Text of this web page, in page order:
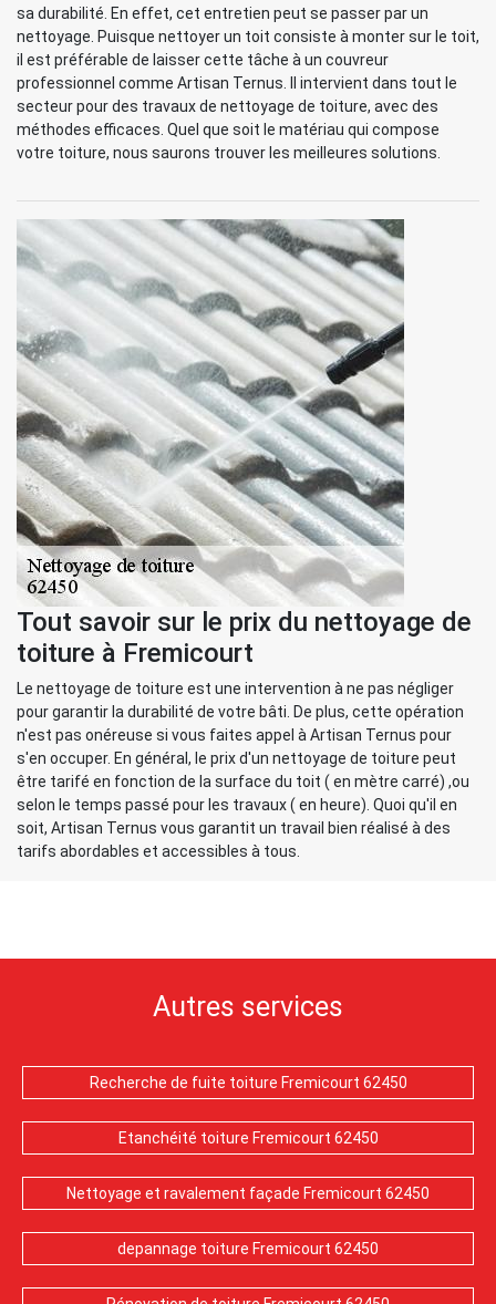
sa durabilité. En effet, cet entretien peut se passer par un
nettoyage. Puisque nettoyer un toit consiste à monter sur le toit,
il est préférable de laisser cette tâche à un couvreur
professionnel comme Artisan Ternus. Il intervient dans tout le
secteur pour des travaux de nettoyage de toiture, avec des
méthodes efficaces. Quel que soit le matériau qui compose
votre toiture, nous saurons trouver les meilleures solutions.
Tout savoir sur le prix du nettoyage de
toiture à Fremicourt
Le nettoyage de toiture est une intervention à ne pas négliger
pour garantir la durabilité de votre bâti. De plus, cette opération
n'est pas onéreuse si vous faites appel à Artisan Ternus pour
s'en occuper. En général, le prix d'un nettoyage de toiture peut
être tarifé en fonction de la surface du toit ( en mètre carré) ,ou
selon le temps passé pour les travaux ( en heure). Quoi qu'il en
soit, Artisan Ternus vous garantit un travail bien réalisé à des
tarifs abordables et accessibles à tous.
Autres services
Recherche de fuite toiture Fremicourt 62450
Etanchéité toiture Fremicourt 62450
Nettoyage et ravalement façade Fremicourt 62450
depannage toiture Fremicourt 62450